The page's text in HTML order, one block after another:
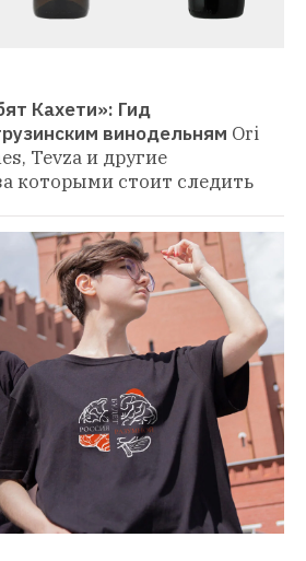
Кахети»: Гид
винодельням Ori
Tevza и другие
которыми стоит следить